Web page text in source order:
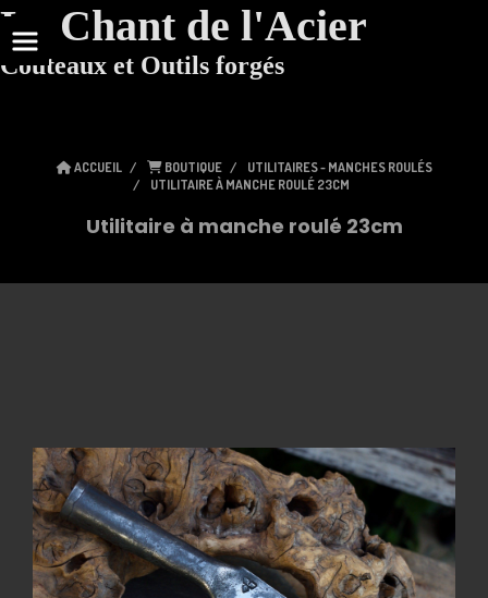
Le Chant de l'Acier
Couteaux et Outils forgés
ACCUEIL BOUTIQUE
UTILITAIRES - MANCHES ROULÉS
UTILITAIRE À MANCHE ROULÉ 23CM
Utilitaire à manche roulé 23cm